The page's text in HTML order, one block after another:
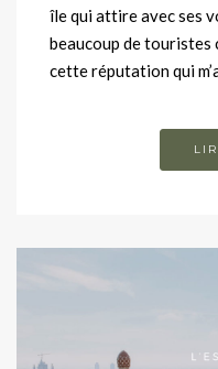
île qui attire avec ses
beaucoup de touristes
cette réputation qui